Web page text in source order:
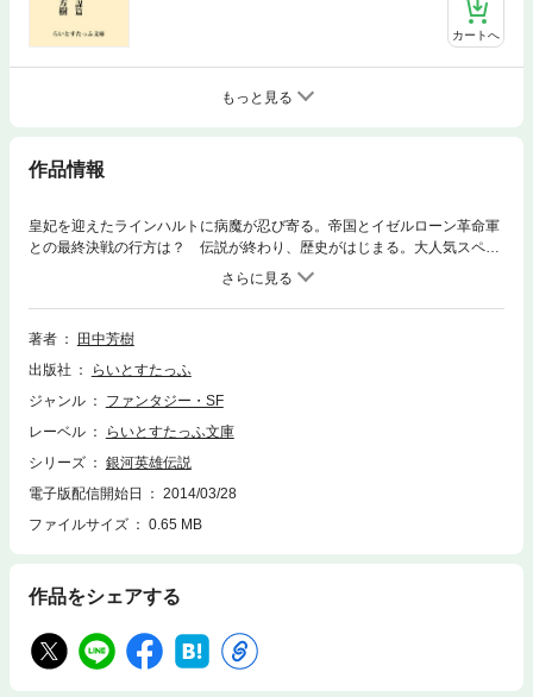
カートへ
もっと見る
作品情報
皇妃を迎えたラインハルトに病魔が忍び寄る。帝国とイゼルローン革命軍
との最終決戦の行方は？ 伝説が終わり、歴史がはじまる。大人気スペー
著者
田中芳樹
出版社
らいとすたっふ
ジャンル
ファンタジー・SF
レーベル
らいとすたっふ文庫
シリーズ
銀河英雄伝説
電子版配信開始日
2014/03/28
ファイルサイズ
0.65 MB
作品をシェアする